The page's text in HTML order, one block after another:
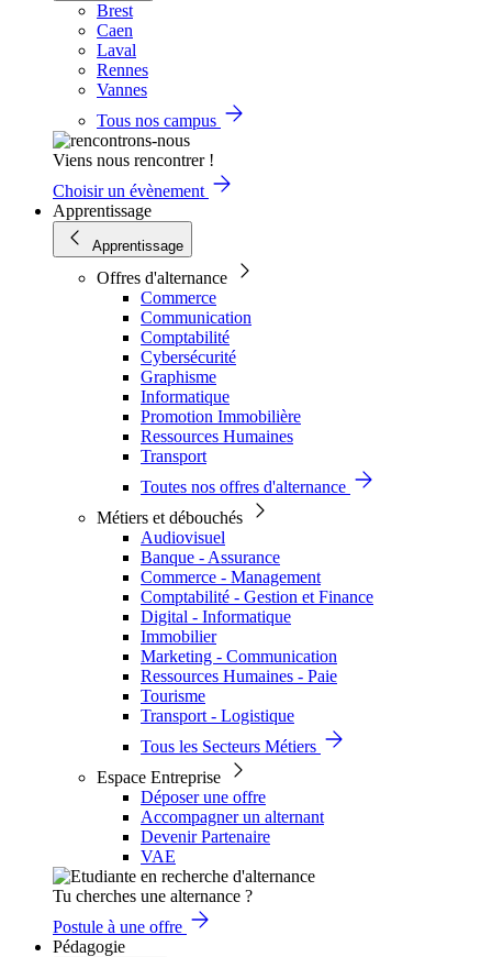
Brest
Caen
Laval
Rennes
Vannes
Tous nos campus
Viens nous rencontrer !
Choisir un évènement
Apprentissage
Apprentissage
Offres d'alternance
Commerce
Communication
Comptabilité
Cybersécurité
Graphisme
Informatique
Promotion Immobilière
Ressources Humaines
Transport
Toutes nos offres d'alternance
Métiers et débouchés
Audiovisuel
Banque - Assurance
Commerce - Management
Comptabilité - Gestion et Finance
Digital - Informatique
Immobilier
Marketing - Communication
Ressources Humaines - Paie
Tourisme
Transport - Logistique
Tous les Secteurs Métiers
Espace Entreprise
Déposer une offre
Accompagner un alternant
Devenir Partenaire
VAE
Tu cherches une alternance ?
Postule à une offre
Pédagogie